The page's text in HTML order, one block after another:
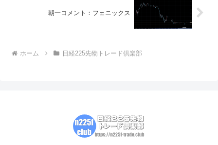
朝一コメント：フェニックス
ホーム 日経225先物トレード倶楽部